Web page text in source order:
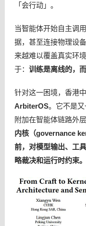
「会行动」。
当智能体开始自主调
据，甚至连接物理设
来越难以覆盖真实环
于： 训练是离线的，
针对这一困境，香港
ArbiterOS。它不是
附加在智能体链路外
内核（governance
前，对模型输出、工
略裁决和运行时约束。